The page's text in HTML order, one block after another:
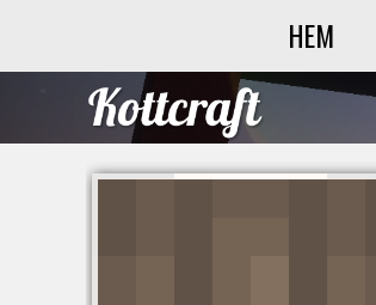
HEM